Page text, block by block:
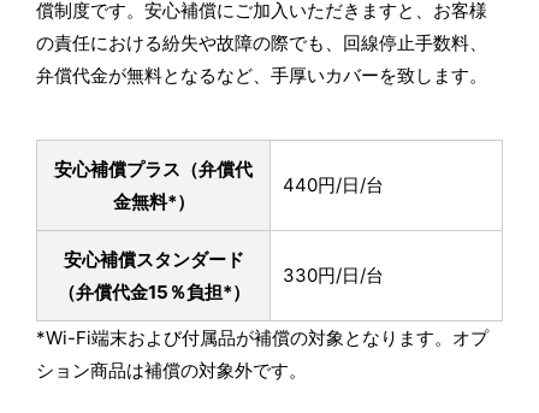
償制度です。安心補償にご加入いただきますと、お客様
の責任における紛失や故障の際でも、回線停止手数料、
弁償代金が無料となるなど、手厚いカバーを致します。
安心補償プラス （弁償代
金無料*）
440円/日/台
安心補償スタンダード
（弁償代金15％負担*）
330円/日/台
*Wi-Fi端末および付属品が補償の対象となります。オプ
ション商品は補償の対象外です。